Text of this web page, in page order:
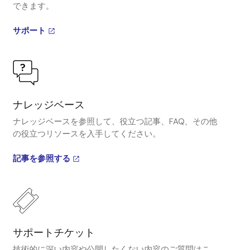
できます。
サポート
ナレッジベース
ナレッジベースを参照して、役立つ記事、FAQ、その他
の役立つリソースを入手してください。
記事を参照する
サポートチケット